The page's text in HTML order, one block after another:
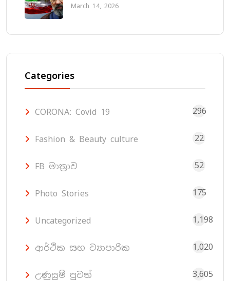
March 14, 2026
Categories
CORONA: Covid 19 296
Fashion & Beauty culture 22
FB මාත්‍රාව 52
Photo Stories 175
Uncategorized 1,198
ආර්ථික සහ ව්‍යාපාරික 1,020
උණුසුම් පුවත් 3,605